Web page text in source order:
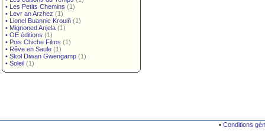
• Les Petits Chemins (1)
• Levr an Arzhez (1)
• Lionel Buannic Krouiñ (1)
• Mignoned Anjela (1)
• OE éditions (1)
• Pois Chiche Films (1)
• Rêve en Saule (1)
• Skol Diwan Gwengamp (1)
• Soleil (1)
•Conditions